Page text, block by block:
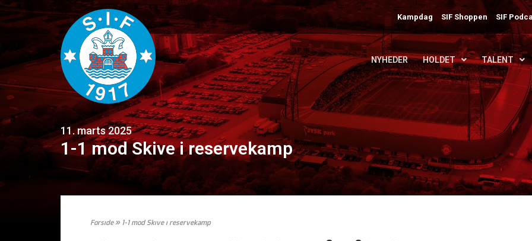
Kampdag SIF Shoppen SIF
NYHEDER HOLDET TALENT
11. marts 2025
1-1 mod Skive i reservekamp
Forside» 1-1 mod Skive i reservekamp